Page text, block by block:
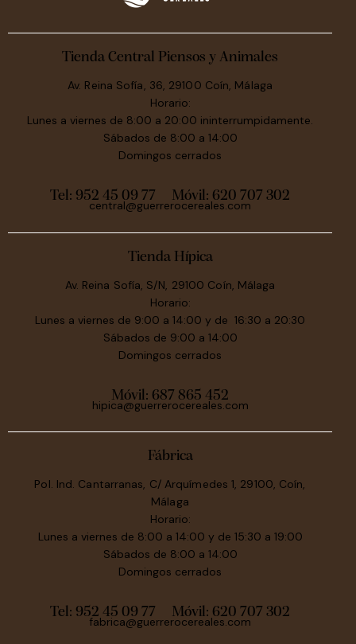
Tienda Central Piensos y Animales
Av. Reina Sofía, 36, 29100 Coín, Málaga
Horario:
Lunes a viernes de 8:00 a 20:00 ininterrumpidamente.
Sábados de 8:00 a 14:00
Domingos cerrados
Tel: 952 45 09 77 Móvil: 620 707 302
central@guerrerocereales.com
Tienda Hípica
Av. Reina Sofía, S/N, 29100 Coín, Málaga
Horario:
Lunes a viernes de 9:00 a 14:00 y de 16:30 a 20:30
Sábados de 9:00 a 14:00
Domingos cerrados
Móvil: 687 865 452
hipica@guerrerocereales.com
Fábrica
Pol. Ind. Cantarranas, C/ Arquímedes 1, 29100, Coín,
Málaga
Horario:
Lunes a viernes de 8:00 a 14:00 y de 15:30 a 19:00
Sábados de 8:00 a 14:00
Domingos cerrados
Tel: 952 45 09 77 Móvil: 620 707 302
fabrica@guerrerocereales.com